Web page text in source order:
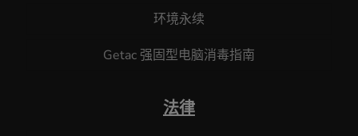
环境永续
Getac 强固型电脑消毒指南
法律